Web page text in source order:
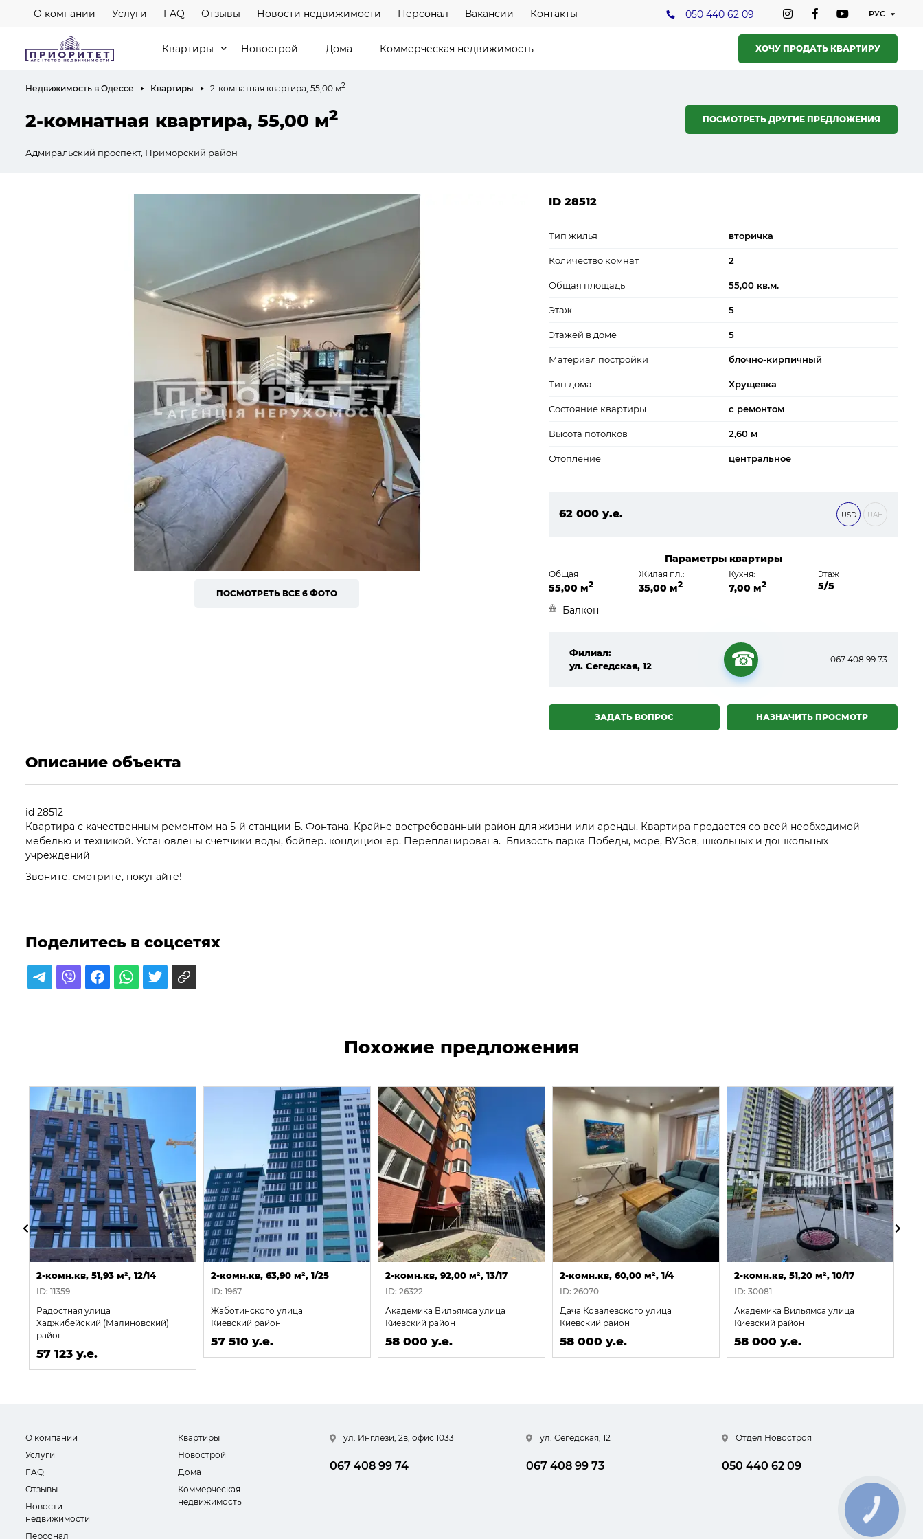
О компании Услуги FAQ Отзывы Новости недвижимости Персонал Вакансии Контакты 050 440 62 09
Квартиры Новострой Дома Коммерческая недвижимость ХОЧУ ПРОДАТЬ КВАРТИРУ
Недвижимость в Одессе Квартиры 2-комнатная квартира, 55,00 м2
2-комнатная квартира, 55,00 м2
Адмиральский проспект, Приморский район
ПОСМОТРЕТЬ ДРУГИЕ ПРЕДЛОЖЕНИЯ
ПОСМОТРЕТЬ ВСЕ 6 ФОТО
ID 28512
Тип жилья вторичка
Количество комнат 2
Общая площадь 55,00 кв.м.
Этаж 5
Этажей в доме 5
Материал постройки блочно-кирпичный
Тип дома Хрущевка
Состояние квартиры с ремонтом
Высота потолков 2,60 м
Отопление центральное
62 000 у.е.
USD UAH
Параметры квартиры
Общая
55,00 м2
Жилая пл.:
35,00 м2
Кухня:
7,00 м2
Этаж
5/5
Балкон
Филиал:
ул. Сегедская, 12
☎
067 408 99 73
НАЗНАЧИТЬ ПРОСМОТР
ЗАДАТЬ ВОПРОС
Описание объекта
id 28512
Квартира с качественным ремонтом на 5-й станции Б. Фонтана. Крайне востребованный район для жизни или аренды. Квартира продается со всей необходимой
мебелью и техникой. Установлены счетчики воды, бойлер. кондиционер. Перепланирована. Близость парка Победы, море, ВУЗов, школьных и дошкольных
учреждений
Звоните, смотрите, покупайте!
Поделитесь в соцсетях
Похожие предложения
2-комн.кв, 51,93 м², 12/14
ID: 11359
Радостная улица
Хаджибейский (Малиновский)
район
57 123 у.е.
2-комн.кв, 63,90 м², 1/25
ID: 1967
Жаботинского улица
Киевский район
57 510 у.е.
2-комн.кв, 92,00 м², 13/17
ID: 26322
Академика Вильямса улица
Киевский район
58 000 у.е.
2-комн.кв, 60,00 м², 1/4
ID: 26070
Дача Ковалевского улица
Киевский район
58 000 у.е.
2-комн.кв, 51,20 м², 10/17
ID: 30081
Академика Вильямса улица
Киевский район
58 000 у.е.
О компании
Услуги
FAQ
Отзывы
Новости
недвижимости
Персонал
Квартиры
Новострой
Дома
Коммерческая
недвижимость
ул. Инглези, 2в, офис 1033
067 408 99 74
ул. Сегедская, 12
067 408 99 73
Отдел Новостроя
050 440 62 09